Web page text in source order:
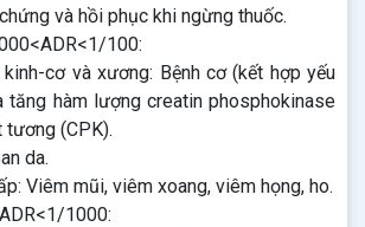
và hồi phục khi ngừng thuốc.
100:
kinh-cơ và xương: Bệnh cơ (kết hợp yếu
tăng hàm lượng creatin phosphokinase
tương (CPK).
da.
Viêm mũi, viêm xoang, viêm họng, ho.
1000: